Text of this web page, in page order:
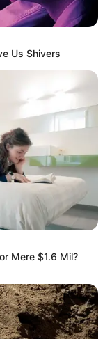
Us Shivers
Mere $1.6 Mil?